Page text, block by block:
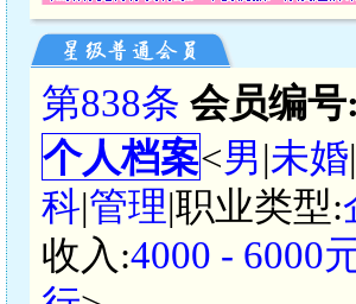
第838条 会员编号:
个人档案<男|未婚|
科|管理|职业类型:
收入:4000 - 6000